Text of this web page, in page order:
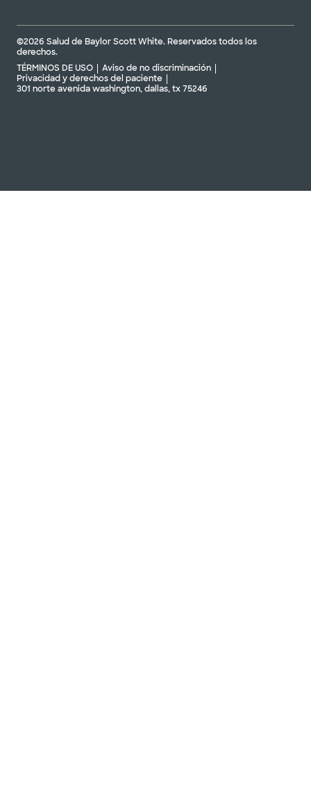
©2026 Salud de Baylor Scott White. Reservados todos los
derechos.
TÉRMINOS DE USO
Aviso de no discriminación
Privacidad y derechos del paciente
301 norte avenida washington, dallas, tx 75246